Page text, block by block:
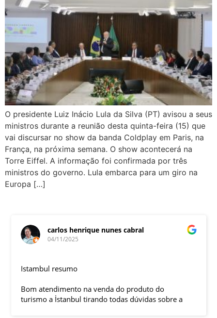
O presidente Luiz Inácio Lula da Silva (PT) avisou a seus
ministros durante a reunião desta quinta-feira (15) que
vai discursar no show da banda Coldplay em Paris, na
França, na próxima semana. O show acontecerá na
Torre Eiffel. A informação foi confirmada por três
ministros do governo. Lula embarca para um giro na
Europa […]
carlos henrique nunes cabral
04/11/2025
Istambul resumo
Bom atendimento na venda do produto do
turismo a İstanbul tirando todas dúvidas sobre a